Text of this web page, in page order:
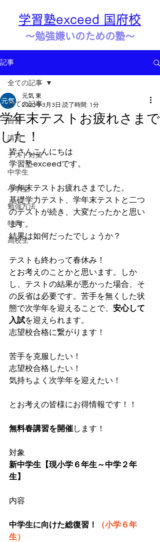
学習塾exceed 国府校
​​～勉強嫌いのための塾～
記事
全ての記事
自習
講習
テスト対策
中学生
小学生
勉強方法
特典
高校生
全ての記事
学年末テストお疲れさまで
した！
元気 東
2023年3月3日 読了時間: 1分
皆さんこんにちは
学習塾exceedです。
学年末テストお疲れさまでした。
基礎学力テスト、学年末テストと二つ
のテストが続き、大変だったかと思い
ます。
結果は如何だったでしょうか？
テストも終わって春休み！
とお考えのことかと思います。しか
し、テストの結果が悪かった場合、そ
の反省は必要です。苦手を無くした状
態で次学年を迎えることで、 安心して
入試を迎えられます。
志望校合格に繋がります！
苦手を克服したい！
志望校合格したい！
気持ちよく次学年を迎えたい！
とお考えの皆様にお得情報です！！
無料春講習を開催します！
対象
新中学生【現小学６年生～中学２年
生】
内容
中学生に向けた総復習！
（小学６年
生）